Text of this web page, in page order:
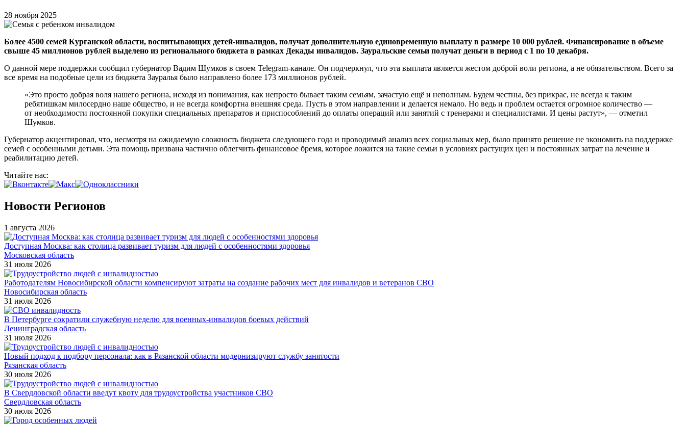
28 ноября 2025
Более 4500 семей Курганской области, воспитывающих детей-инвалидов, получат дополнительную единовременную выплату в размере 10 000 рублей. Финансирование в объеме
свыше 45 миллионов рублей выделено из регионального бюджета в рамках Декады инвалидов. Зауральские семьи получат деньги в период с 1 по 10 декабря.
О данной мере поддержки сообщил губернатор Вадим Шумков в своем Telegram-канале. Он подчеркнул, что эта выплата является жестом доброй воли региона, а не обязательством. Всего за
все время на подобные цели из бюджета Зауралья было направлено более 173 миллионов рублей.
«Это просто добрая воля нашего региона, исходя из понимания, как непросто бывает таким семьям, зачастую ещё и неполным. Будем честны, без прикрас, не всегда к таким
ребятишкам милосердно наше общество, и не всегда комфортна внешняя среда. Пусть в этом направлении и делается немало. Но ведь и проблем остается огромное количество —
от необходимости постоянной покупки специальных препаратов и приспособлений до оплаты операций или занятий с тренерами и специалистами. И цены растут», — отметил
Шумков.
Губернатор акцентировал, что, несмотря на ожидаемую сложность бюджета следующего года и проводимый анализ всех социальных мер, было принято решение не экономить на поддержке
семей с особенными детьми. Эта помощь призвана частично облегчить финансовое бремя, которое ложится на такие семьи в условиях растущих цен и постоянных затрат на лечение и
реабилитацию детей.
Читайте нас:
Новости Регионов
1 августа 2026
Доступная Москва: как столица развивает туризм для людей с особенностями здоровья
Московская область
31 июля 2026
Работодателям Новосибирской области компенсируют затраты на создание рабочих мест для инвалидов и ветеранов СВО
Новосибирская область
31 июля 2026
В Петербурге сократили служебную неделю для военных-инвалидов боевых действий
Ленинградская область
31 июля 2026
Новый подход к подбору персонала: как в Рязанской области модернизируют службу занятости
Рязанская область
30 июля 2026
В Свердловской области введут квоту для трудоустройства участников СВО
Свердловская область
30 июля 2026